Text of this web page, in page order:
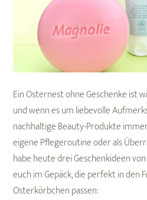
Ein Osternest ohne Geschenke ist
und wenn es um liebevolle
nachhaltige Beauty-Produkte
eigene Pflegeroutine oder als
habe heute drei Geschenkideen
euch im Gepäck, die perfekt in den
Osterkörbchen passen: